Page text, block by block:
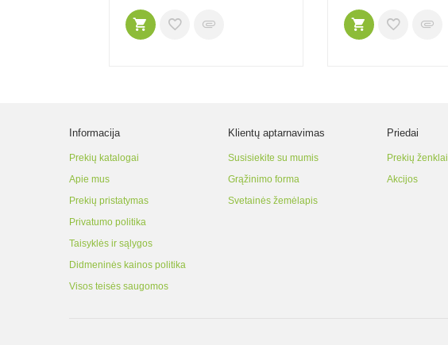
Informacija
Prekių katalogai
Apie mus
Prekių pristatymas
Privatumo politika
Taisyklės ir sąlygos
Didmeninės kainos politika
Visos teisės saugomos
Klientų aptarnavimas
Susisiekite su mumis
Grąžinimo forma
Svetainės žemėlapis
Priedai
Prekių ženklai
Akcijos